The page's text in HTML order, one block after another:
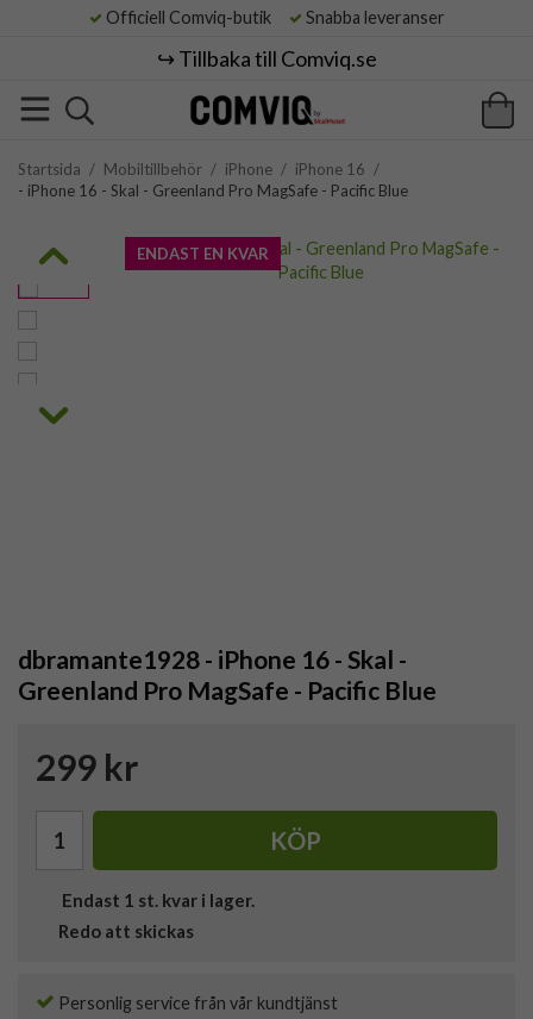
Officiell Comviq-butik Snabba leveranser
↪️ Tillbaka till Comviq.se
Startsida / Mobiltillbehör / iPhone / iPhone 16 /
- iPhone 16 - Skal - Greenland Pro MagSafe - Pacific Blue
ENDAST EN KVAR
dbramante1928 - iPhone 16 - Skal -
Greenland Pro MagSafe - Pacific Blue
299 kr
KÖP
Endast 1 st. kvar i lager.
Redo att skickas
Personlig service från vår kundtjänst